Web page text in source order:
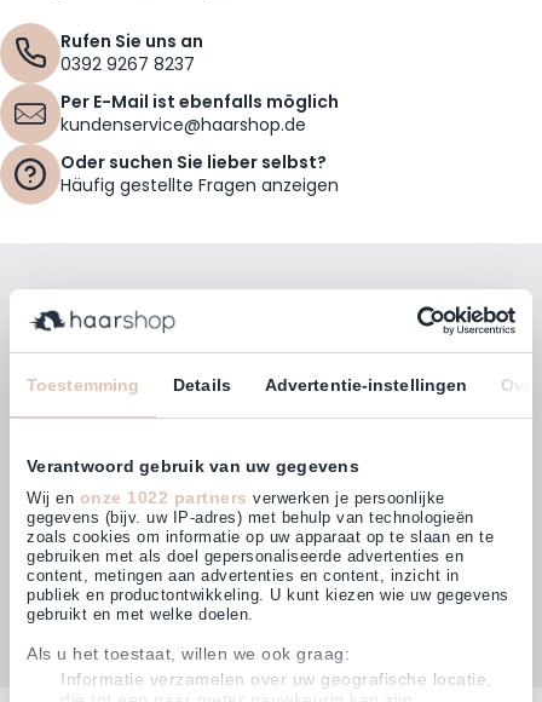
Toestemming Details Advertentie-instellingen Over
Verantwoord gebruik van uw gegevens
Wij en onze 1022 partners verwerken je persoonlijke
gegevens (bijv. uw IP-adres) met behulp van technologieën
zoals cookies om informatie op uw apparaat op te slaan en te
gebruiken met als doel gepersonaliseerde advertenties en
content, metingen aan advertenties en content, inzicht in
publiek en productontwikkeling. U kunt kiezen wie uw gegevens
gebruikt en met welke doelen.
Als u het toestaat, willen we ook graag:
Informatie verzamelen over uw geografische locatie,
Rufen Sie uns an
0392 9267 8237
Per E-Mail ist ebenfalls möglich
kundenservice@haarshop.de
Oder suchen Sie lieber selbst?
Häufig gestellte Fragen anzeigen
Bleiben Sie mit unserem Newsletter auf dem
Laufenden!
E-Mailadresse
Abonnieren
Kunden bewerten uns mit
4,64 (880)